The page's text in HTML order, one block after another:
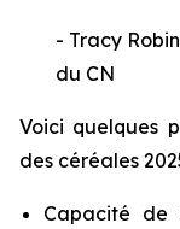
- Tracy
du CN
Voici quelques
des céréales
Capacité